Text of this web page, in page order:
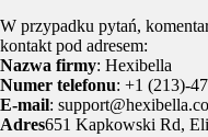
W przypadku pytań,
kontakt pod adresem:
Nazwa firmy: Hexibella
Numer telefonu: +1 (213)-
E-mail:
Adres651 Kapkowski Rd,